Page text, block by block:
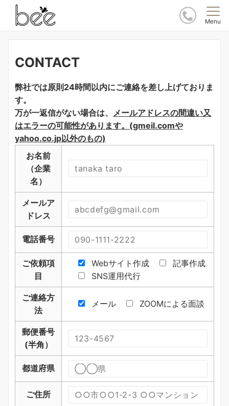
Menu
CONTACT
弊社では原則24時間以内にご連絡を差し上げておりま
す。
万が一返信がない場合は、 メールアドレスの間違い又
はエラーの可能性があります。(gmeil.comや
yahoo.co.jp以外のもの)
お名前
（企業
名）
メールア
ドレス
電話番号
ご依頼項
目
Webサイト作成
記事作成
SNS運用代行
ご連絡方
法
メール ZOOMによる面談
郵便番号
(半角）
都道府県
ご住所